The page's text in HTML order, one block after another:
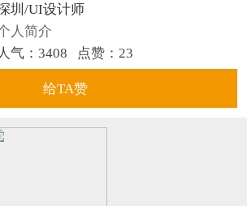
用户作品已成功备案！
用户作品已成功备案！
用户作品已成功备案！
圳/UI设计师
人简介
人气：3408
点赞： 23
给TA赞